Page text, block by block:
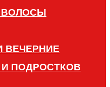
ВОЛОСЫ
ВЕЧЕРНИЕ
ПОДРОСТКОВ